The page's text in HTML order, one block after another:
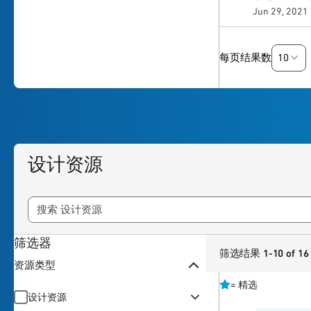
Jun 29, 2021
每页结果数 10
设计资源
筛选器
资源类型
设计资源
筛选结果 1-10 of 16
= 精选